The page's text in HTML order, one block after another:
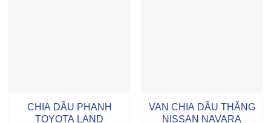
CHIA DẦU PHANH
TOYOTA LAND
VAN CHIA DẦU THẮNG
NISSAN NAVARA